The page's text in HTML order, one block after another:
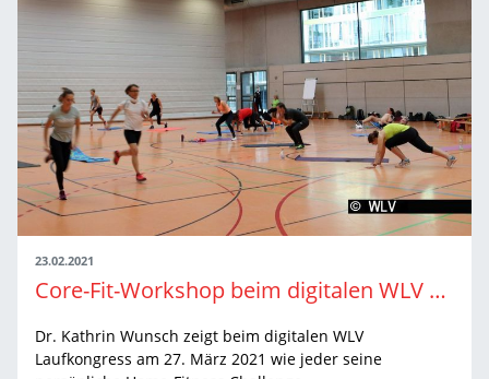
23.02.2021
Core-Fit-Workshop beim digitalen WLV Laufkongress 2021
Dr. Kathrin Wunsch zeigt beim digitalen WLV
Laufkongress am 27. März 2021 wie jeder seine